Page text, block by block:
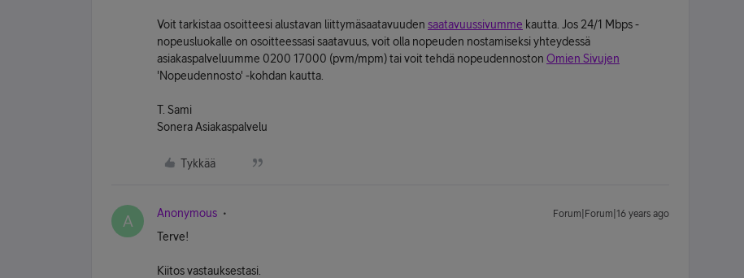
Voit tarkistaa osoitteesi alustavan liittymäsaatavuuden saatavuussivumme kautta. Jos 24/1 Mbps -
nopeusluokalle on osoitteessasi saatavuus, voit olla nopeuden nostamiseksi yhteydessä
asiakaspalveluumme 0200 17000 (pvm/mpm) tai voit tehdä nopeudennoston Omien Sivujen
'Nopeudennosto' -kohdan kautta.
T. Sami
Sonera Asiakaspalvelu
Tykkää
A Anonymous Forum|Forum|16 years ago
Terve!
Kiitos vastauksestasi.